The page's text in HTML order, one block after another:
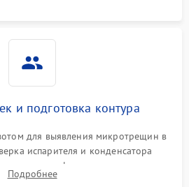
и подготовка контура
для выявления микротрещин в
испарителя и конденсатора
старого фильтра-осушителя и
трубки для устранения засоров.
Подробнее